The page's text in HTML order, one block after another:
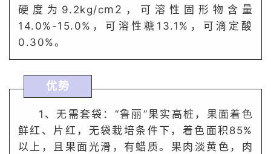
硬度为9.2kg/cm2 ，可溶性固形物含量
14.0%-15.0%，可溶性糖13.1%，可滴定酸
0.30%。
优势
1、无需套袋： “鲁丽”果实高桩，果面着色
鲜红、片红，无袋栽培条件下，着色面积85%
以上，且果面光滑，有蜡质。 果肉淡黄色，肉